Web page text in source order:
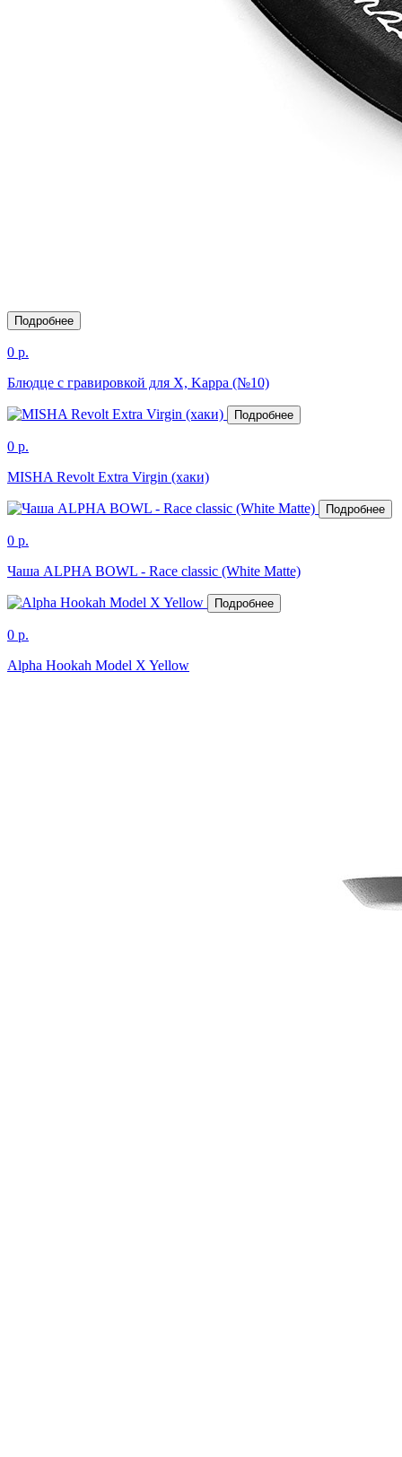
Подробнее
0 р.
Блюдце с гравировкой для X, Kappa (№10)
Подробнее
0 р.
MISHA Revolt Extra Virgin (хаки)
Подробнее
0 р.
Чаша ALPHA BOWL - Race classic (White Matte)
Подробнее
0 р.
Alpha Hookah Model X Yellow